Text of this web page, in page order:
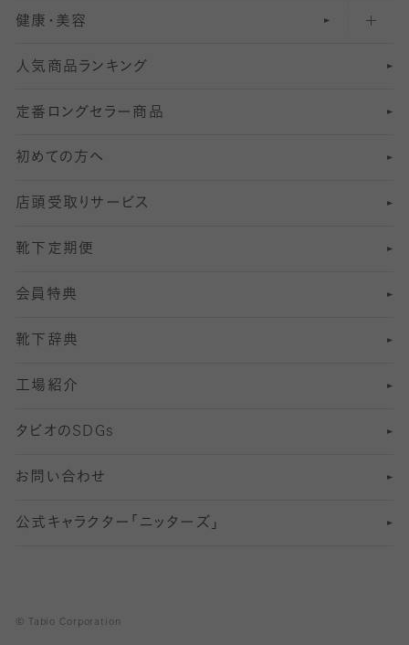
オーバーニー・ニーハイソックス
111〜210デニールタイツ
211デニールタイツ以上（防寒・厚手タイツ）
5 分丈
6 分丈レギンス
7 分丈 レギンス
8 分丈 レギンス
10分丈 レギンス
12分丈レギンス
13分丈レギンス
美脚ストッキング
オールスルーストッキング
フレッシャーズ向けソックス・靴下
冠婚葬祭向けソックス・靴下
スーツカジュアルソックス・靴下
ロングホーズ
ランニングソックス・靴下
ゴルフソックス・靴下
サッカー・フットサル用ソックス
ヨガソックス・靴下
スポーツ用レッグウォーマー
SSサイズ（21～23cm）
Sサイズ（22～25cm）
Mサイズ（25～27cm）
Lサイズ（27～29cm）
健康・美容
インナーソックス
加圧・着圧ソックス
冷えとり靴下
着圧・加圧タイツ
むくみ対策
足の疲れ対策
足の臭い対策
冷え対策
靴ずれ対策
快適な睡眠対策
人気商品ランキング
定番ロングセラー商品
初めての方へ
店頭受取りサービス
靴下定期便
会員特典
靴下辞典
工場紹介
タビオのSDGs
お問い合わせ
公式キャラクター「ニッターズ」
© Tabio Corporation